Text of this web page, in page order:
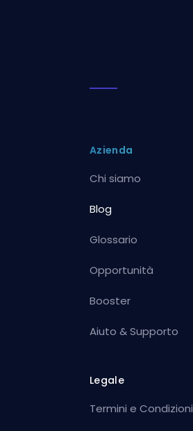
Azienda
Chi siamo
Blog
Glossario
Opportunità
Booster
Aiuto & Supporto
Legale
Termini e Condizioni